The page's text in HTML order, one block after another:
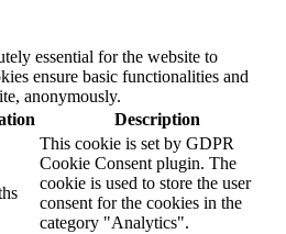
essential for the website to
ensure basic functionalities and
anonymously.
Description
This cookie is set by GDPR
Cookie Consent plugin. The
cookie is used to store the user
consent for the cookies in the
category "Analytics".